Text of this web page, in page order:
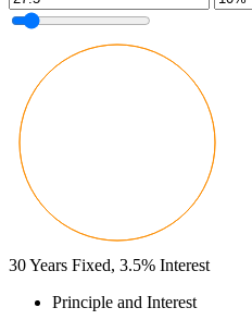
30Years Fixed, 3.5% Interest
Principle and Interest